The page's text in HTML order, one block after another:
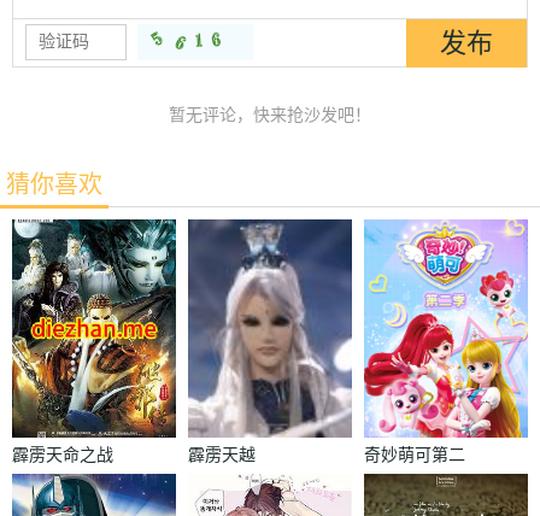
暂无评论，快来抢沙发吧！
猜你喜欢
霹雳天命之战
祸邪神2破邪
霹雳天越
奇妙萌可第二
季